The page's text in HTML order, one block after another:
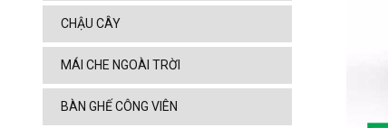
CHẬU CÂY
MÁI CHE NGOÀI TRỜI
BÀN GHẾ CÔNG VIÊN